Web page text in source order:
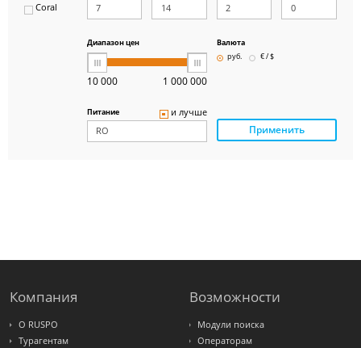
Coral
Интурист
Диапазон цен
10 000 1 000 000
Валюта
руб.
€ / $
Питание и лучше
Применить
Компания
О RUSPO
Турагентам
Возможности
Модули поиска
Операторам